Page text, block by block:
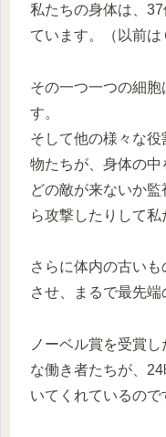
私たちの身体は、
ています。（以前は
その一つ一つの細胞
す。
そして他の様々な
物たちが、身体の
どの敵が来ないか
ら攻撃したりして私
さらに体内の古い
させ、まるで最先端
ノーベル賞を受賞
な働き者たちが、
いてくれているので